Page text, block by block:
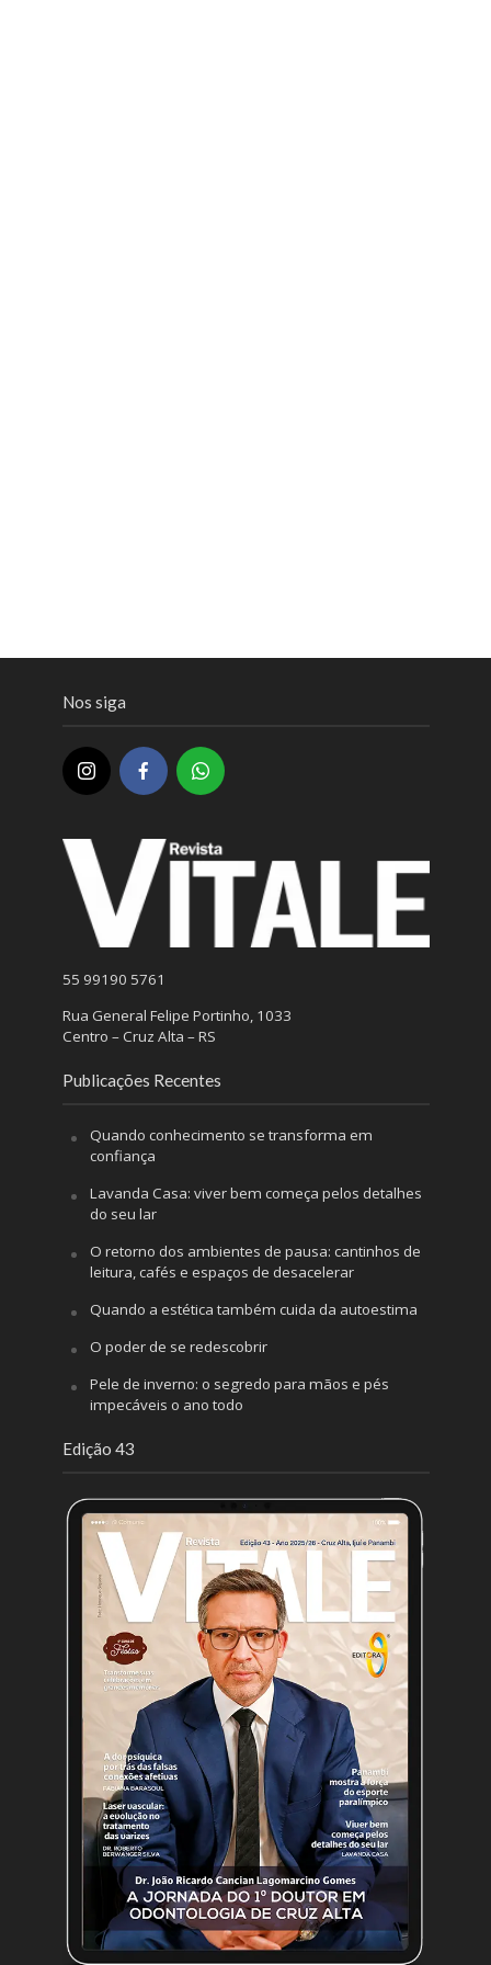
Nos siga
55 99190 5761
Rua General Felipe Portinho, 1033
Centro – Cruz Alta – RS
Publicações Recentes
Quando conhecimento se transforma em
confiança
Lavanda Casa: viver bem começa pelos detalhes
do seu lar
O retorno dos ambientes de pausa: cantinhos de
leitura, cafés e espaços de desacelerar
Quando a estética também cuida da autoestima
O poder de se redescobrir
Pele de inverno: o segredo para mãos e pés
impecáveis o ano todo
Edição 43